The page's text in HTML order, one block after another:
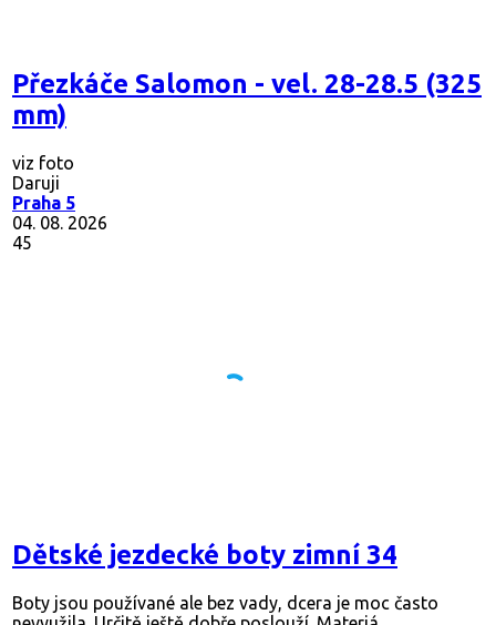
Přezkáče Salomon - vel. 28-28.5 (325
mm)
viz foto
Daruji
Praha 5
04. 08. 2026
45
Dětské jezdecké boty zimní 34
Boty jsou používané ale bez vady, dcera je moc často